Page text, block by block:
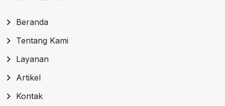
Beranda
Tentang Kami
Layanan
Artikel
Kontak